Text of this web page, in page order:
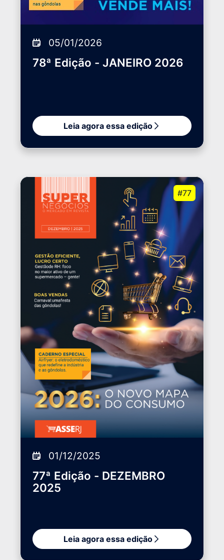
05/01/2026
78ª Edição - JANEIRO 2026
Leia agora essa edição
#77
01/12/2025
77ª Edição - DEZEMBRO
2025
Leia agora essa edição